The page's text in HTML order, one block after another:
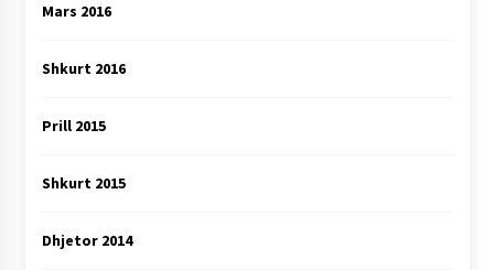
Mars 2016
Shkurt 2016
Prill 2015
Shkurt 2015
Dhjetor 2014